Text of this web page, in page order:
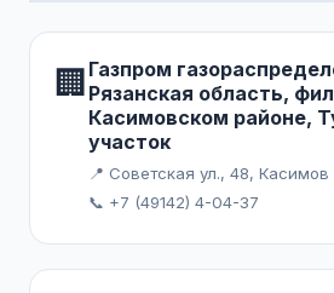
🏢 Газпром
Рязанская область,
Касимовском районе,
участок
📍 Советская ул., 48, Касимов
📞 +7 (49142) 4-04-37